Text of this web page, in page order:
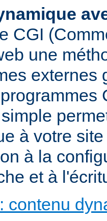
CGI
une
externes
à votre
à la
et à
contenu